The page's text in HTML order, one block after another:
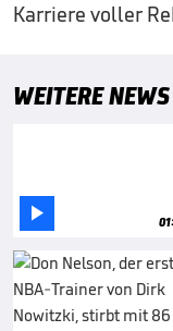
Karriere voller
WEITERE NEWS
